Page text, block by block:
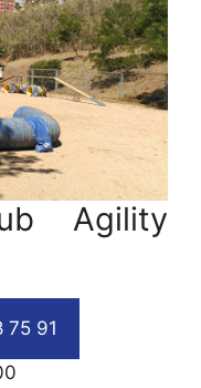
Agility
75 91